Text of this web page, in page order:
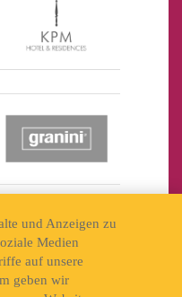
und Anzeigen zu
Medien
auf unsere
geben wir